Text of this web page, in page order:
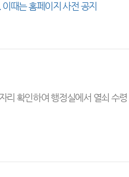
때는 홈페이지 사전 공지
리 확인하여 행정실에서 열쇠 수령